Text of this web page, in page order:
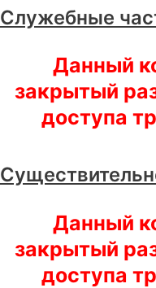
Служебные
Данный
закрытый
доступа
Данный
закрытый
доступа